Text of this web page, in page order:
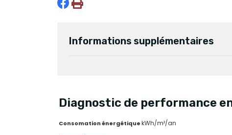
Informations supplémentaires
Diagnostic de performance
Consomation énergétiquekWh/m²/an